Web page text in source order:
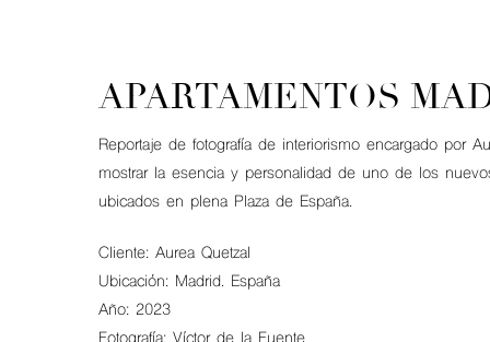
APARTAMENTOS
Reportaje de fotografía de interiorismo encargado por
mostrar la esencia y personalidad de uno de los
ubicados en plena Plaza de España.
Cliente: Aurea Quetzal
Ubicación: Madrid. España
Año: 2023